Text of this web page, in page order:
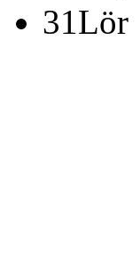
31Lör